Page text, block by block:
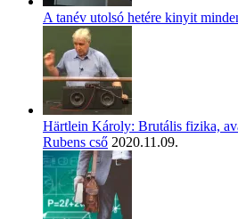
A tanév utolsó hetére kinyit
Härtlein Károly: Brutális fizika,
Rubens cső 2020.11.09.